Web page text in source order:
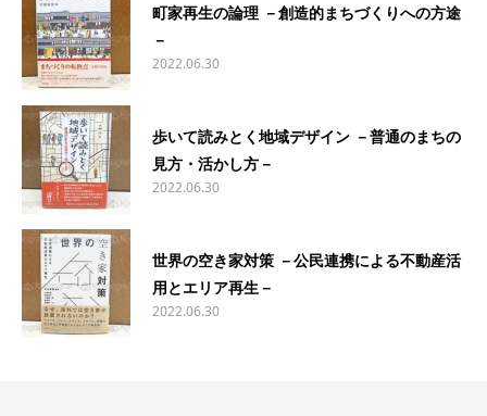
町家再生の論理 －創造的まちづくりへの方途
－
2022.06.30
歩いて読みとく地域デザイン －普通のまちの
見方・活かし方－
2022.06.30
世界の空き家対策 －公民連携による不動産活
用とエリア再生－
2022.06.30